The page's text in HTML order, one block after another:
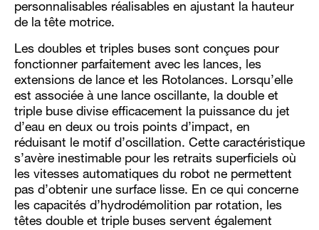
personnalisables réalisables en ajustant la hauteur
de la tête motrice.
Les doubles et triples buses sont conçues pour
fonctionner parfaitement avec les lances, les
extensions de lance et les Rotolances. Lorsqu’elle
est associée à une lance oscillante, la double et
triple buse divise efficacement la puissance du jet
d’eau en deux ou trois points d’impact, en
réduisant le motif d’oscillation. Cette caractéristique
s’avère inestimable pour les retraits superficiels où
les vitesses automatiques du robot ne permettent
pas d’obtenir une surface lisse. En ce qui concerne
les capacités d’hydrodémolition par rotation, les
têtes double et triple buses servent également